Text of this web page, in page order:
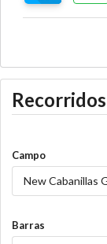
Recorridos
Campo
New Cabanillas
Barras